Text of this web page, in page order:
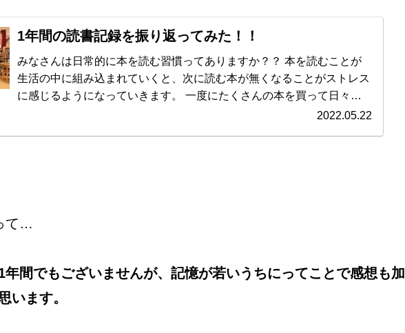
1年間の読書記録を振り返ってみた！！
みなさんは日常的に本を読む習慣ってありますか？？ 本を読むことが
生活の中に組み込まれていくと、次に読む本が無くなることがストレス
に感じるようになっていきます。 一度にたくさんの本を買って日々の
忙しさに流されてしまうと、うっかり同じ本を何冊も買っていたなんて
2022.05.22
て…
間でもございませんが、記憶が若いうちにってことで感想も加
います。